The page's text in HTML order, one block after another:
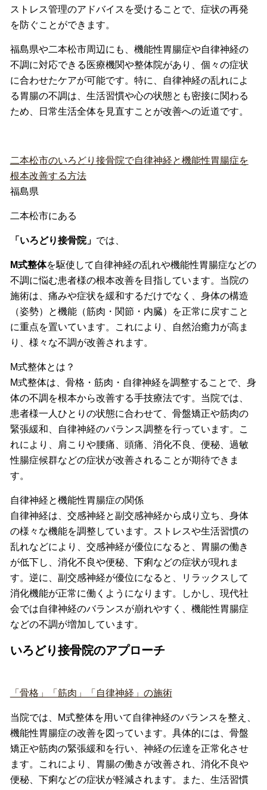
ストレス管理のアドバイスを受けることで、症状の再発
を防ぐことができます。
福島県や二本松市周辺にも、機能性胃腸症や自律神経の
不調に対応できる医療機関や整体院があり、個々の症状
に合わせたケアが可能です。特に、自律神経の乱れによ
る胃腸の不調は、生活習慣や心の状態とも密接に関わる
ため、日常生活全体を見直すことが改善への近道です。
二本松市のいろどり接骨院で自律神経と機能性胃腸症を
根本改善する方法
福島県
二本松市にある
「いろどり接骨院」 では、
M式整体を駆使して自律神経の乱れや機能性胃腸症などの
不調に悩む患者様の根本改善を目指しています。 当院の
施術は、痛みや症状を緩和するだけでなく、身体の構造
（姿勢）と機能（筋肉・関節・内臓）を正常に戻すこと
に重点を置いています。
これにより、自然治癒力が高ま
り、様々な不調が改善されます。
M式整体とは？
M式整体は、骨格・筋肉・自律神経を調整することで、身
体の不調を根本から改善する手技療法です。 当院では、
患者様一人ひとりの状態に合わせて、骨盤矯正や筋肉の
緊張緩和、自律神経のバランス調整を行っています。
こ
れにより、肩こりや腰痛、頭痛、消化不良、便秘、過敏
性腸症候群などの症状が改善されることが期待できま
す。
自律神経と機能性胃腸症の関係
自律神経は、交感神経と副交感神経から成り立ち、身体
の様々な機能を調整しています。
ストレスや生活習慣の
乱れなどにより、交感神経が優位になると、胃腸の働き
が低下し、消化不良や便秘、下痢などの症状が現れま
す。 逆に、副交感神経が優位になると、リラックスして
消化機能が正常に働くようになります。
しかし、現代社
会では自律神経のバランスが崩れやすく、機能性胃腸症
などの不調が増加しています。
いろどり接骨院のアプローチ
「骨格」「筋肉」「自律神経」の施術
当院では、M式整体を用いて自律神経のバランスを整え、
機能性胃腸症の改善を図っています。 具体的には、骨盤
矯正や筋肉の緊張緩和を行い、神経の伝達を正常化させ
ます。
これにより、胃腸の働きが改善され、消化不良や
便秘、下痢などの症状が軽減されます。
また、生活習慣